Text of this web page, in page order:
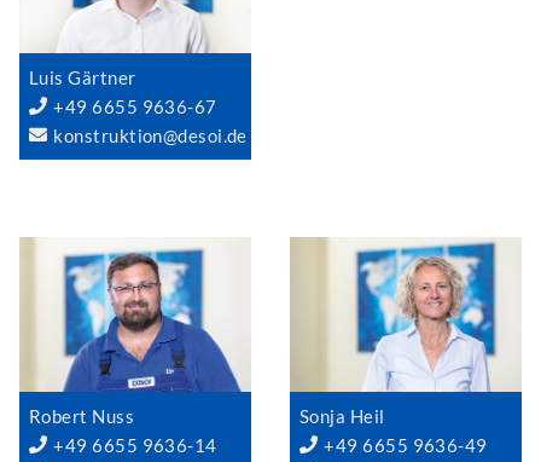
Luis Gärtner
+49 6655 9636-67
konstruktion@desoi.de
Robert Nuss
+49 6655 9636-14
Sonja Heil
+49 6655 9636-49